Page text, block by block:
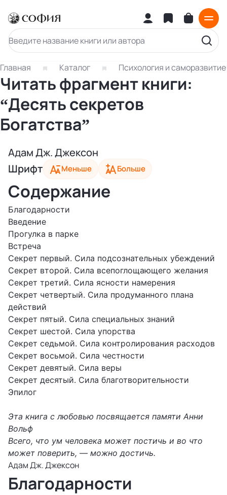
Главная Каталог Психология и саморазвитие
Читать фрагмент книги:
“Десять секретов
Богатства”
Адам Дж. Джексон
Шрифт
Меньше Больше
Содержание
Благодарности
Введение
Прогулка в парке
Встреча
Секрет первый. Сила подсознательных убеждений
Секрет второй. Сила всепоглощающего желания
Секрет третий. Сила ясности намерения
Секрет четвертый. Сила продуманного плана
действий
Секрет пятый. Сила специальных знаний
Секрет шестой. Сила упорства
Секрет седьмой. Сила контролирования расходов
Секрет восьмой. Сила честности
Секрет девятый. Сила веры
Секрет десятый. Сила благотворительности
Эпилог
Эта книга с любовью посвящается памяти Анни
Вольф
Всего, что ум человека может постичь и во что
может поверить, — можно достичь.
Адам Дж. Джексон
Благодарности